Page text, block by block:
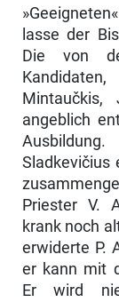
lasse der
Die von
angeblich
Sladkevičius
Priester V.
krank noch
erwiderte P.
er kann mit
Er wird